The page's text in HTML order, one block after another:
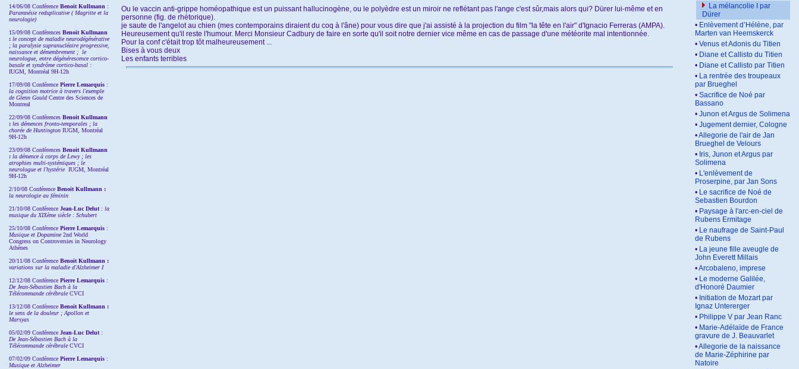
14/06/08 Conférence Benoit Kullmann :
Paramnésie reduplicative ( Magritte et la
neurologie)
15/09/08 Conférences Benoit Kullmann
: le concept de maladie neurodégénérative
; la paralysie supranucléaire progressive,
naissance et démembrement ; le
neurologue, entre dégénérescence cortico-
basale et syndrôme cortico-basal :
IUGM, Montréal 9H-12h
17/09/08 Conférence Pierre Lemarquis :
la cognition motrice à travers l'exemple
de Glenn Gould Centre des Sciences de
Montreal
22/09/08 Conférences Benoit Kullmann
: les démences fronto-temporales ; la
chorée de Huntington IUGM, Montréal
9H-12h
23/09/08 Conférences Benoit Kullmann
: la démence à corps de Lewy ; les
atrophies multi-systémiques ; le
neurologue et l'hystérie IUGM, Montréal
9H-12h
2/10/08 Conférence Benoit Kullmann :
la neurologie au féminin
21/10/08 Conférence Jean-Luc Delut : la
musique du XIXème siècle : Schubert
25/10/08 Conférence Pierre Lemarquis :
Musique et Dopamine2nd World
Congress on Controversies in Neurology
Athènes
20/11/08 Conférence Benoit Kullmann :
variations sur la maladie d'Alzheimer I
12/12/08 Conférence Pierre Lemarquis :
De Jean-Sébastien Bach à la
Télécommande cérébraleCVCI
13/12/08 Conférence Benoit Kullmann :
le sens de la douleur ; Apollon et
Marsyas
05/02/09 Conférence Jean-Luc Delut :
De Jean-Sébastien Bach à la
Télécommande cérébraleCVCI
07/02/09 Conférence Pierre Lemarquis :
Musique et Alzheimer
Ou le vaccin anti-grippe homéopathique est un puissant hallucinogène, ou le polyèdre est un miroir ne reflétant pas l'ange c'est sûr,mais alors qui? Dürer lui-même et en
personne (fig. de rhétorique).
je saute de l'angelot au chien (mes contemporains diraient du coq à l'âne) pour vous dire que j'ai assisté à la projection du film "la tête en l'air" d'Ignacio Ferreras (AMPA).
Heureusement qu'il reste l'humour. Merci Monsieur Cadbury de faire en sorte qu'il soit notre dernier vice même en cas de passage d'une météorite mal intentionnée.
Pour la conf c'était trop tôt malheureusement ...
Bises à vous deux
Les enfants terribles
La mélancolie I par
Dürer
• Enlèvement d’Hélène, par
Marten van Heemskerck
• Venus et Adonis du Titien
• Diane et Callisto du Titien
• Diane et Callisto par Titien
• La rentrée des troupeaux
par Brueghel
• Sacrifice de Noé par
Bassano
• Junon et Argus de Solimena
• Jugement dernier, Cologne
•Allegorie de l'air de Jan
Brueghel de Velours
• Iris, Junon et Argus par
Solimena
• L'enlèvement de
Proserpine, par Jan Sons
• Le sacrifice de Noé de
Sebastien Bourdon
• Paysage à l'arc-en-ciel de
Rubens Ermitage
• Le naufrage de Saint-Paul
de Rubens
• La jeune fille aveugle de
John Everett Millais
•Arcobaleno, imprese
• Le moderne Galilée,
d'Honoré Daumier
• Initiation de Mozart par
Ignaz Untererger
• Philippe V par Jean Ranc
• Marie-Adélaïde de France
gravure de J. Beauvarlet
•Allegorie de la naissance
de Marie-Zéphirine par
Natoire